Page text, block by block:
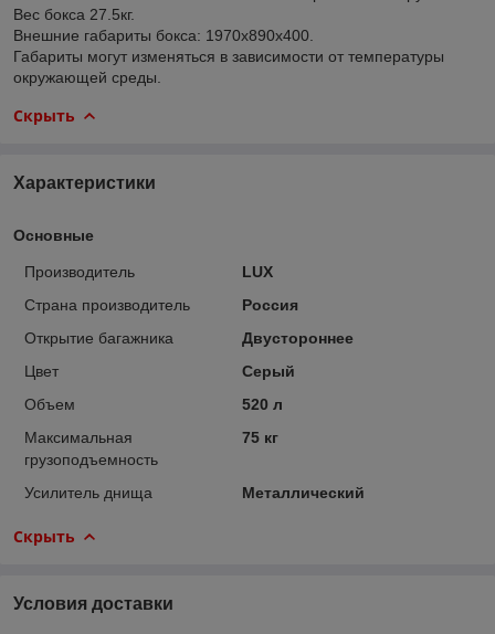
Вес бокса 27.5кг.
Внешние габариты бокса: 1970х890х400.
Габариты могут изменяться в зависимости от температуры
окружающей среды.
Скрыть
Характеристики
Основные
Производитель
LUX
Страна производитель
Россия
Открытие багажника
Двустороннее
Цвет
Серый
Объем
520 л
Максимальная
грузоподъемность
75 кг
Усилитель днища Металлический
Скрыть
Условия доставки